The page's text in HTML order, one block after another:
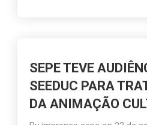
SEPE TEVE
SEEDUC PARA
DA ANIMAÇÃO